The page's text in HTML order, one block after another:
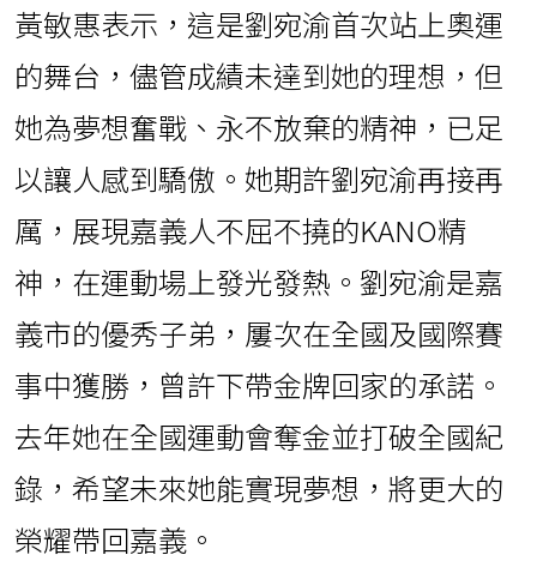
黃敏惠表示，這是劉宛渝首次站上奧運
的舞台，儘管成績未達到她的理想，但
她為夢想奮戰、永不放棄的精神，已足
以讓人感到驕傲。她期許劉宛渝再接再
厲，展現嘉義人不屈不撓的KANO精
神，在運動場上發光發熱。劉宛渝是嘉
義市的優秀子弟，屢次在全國及國際賽
事中獲勝，曾許下帶金牌回家的承諾。
去年她在全國運動會奪金並打破全國紀
錄，希望未來她能實現夢想，將更大的
榮耀帶回嘉義。